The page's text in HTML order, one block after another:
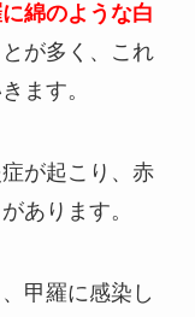
綿のような白
とが多く、これ
ます。
が起こり、赤
あります。
甲羅に感染し